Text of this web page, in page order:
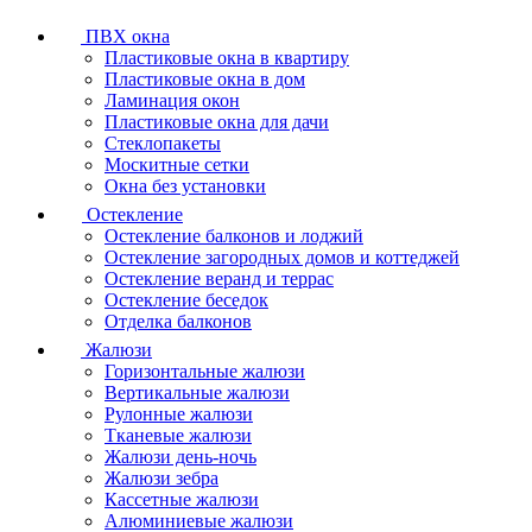
ПВХ окна
Пластиковые окна в квартиру
Пластиковые окна в дом
Ламинация окон
Пластиковые окна для дачи
Стеклопакеты
Москитные сетки
Окна без установки
Остекление
Остекление балконов и лоджий
Остекление загородных домов и коттеджей
Остекление веранд и террас
Остекление беседок
Отделка балконов
Жалюзи
Горизонтальные жалюзи
Вертикальные жалюзи
Рулонные жалюзи
Тканевые жалюзи
Жалюзи день-ночь
Жалюзи зебра
Кассетные жалюзи
Алюминиевые жалюзи